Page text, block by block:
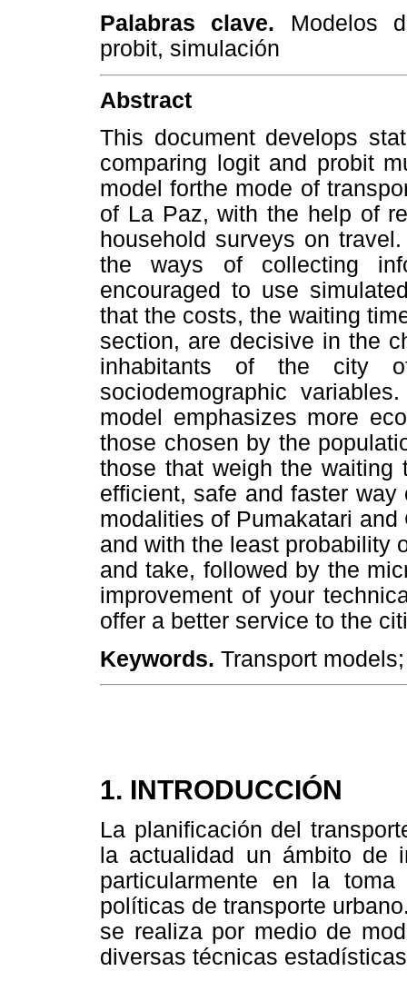
Palabras clave. Modelos
probit, simulación
Abstract
This document develops
comparing logit and probit
model forthe mode of
of La Paz, with the help of
household surveys on
the ways of collecting
encouraged to use
that the costs, the waiting
section, are decisive in the
inhabitants of the city
sociodemographic
model emphasizes more
those chosen by the
those that weigh the waiting
efficient, safe and faster
modalities of Pumakatari
and with the least probability
and take, followed by the
improvement of your
offer a better service to the
Keywords. Transport
1. INTRODUCCIÓN
La planificación del
la actualidad un ámbito de
particularmente en la
políticas de transporte
se realiza por medio de
diversas técnicas